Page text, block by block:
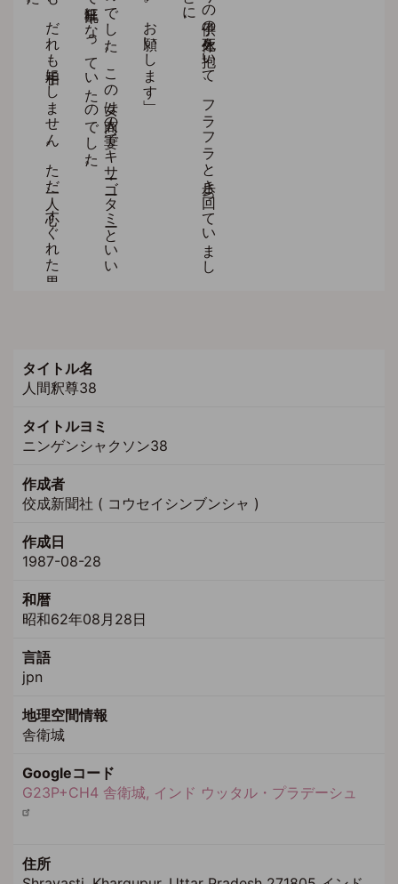
タイトル名
人間釈尊38
タイトルヨミ
ニンゲンシャクソン38
作成者
佼成新聞社 ( コウセイシンブンシャ )
作成日
1987-08-28
和暦
昭和62年08月28日
言語
jpn
地理空間情報
舎衛城
Googleコード
G23P+CH4 舎衛城, インド ウッタル・プラデーシュ
住所